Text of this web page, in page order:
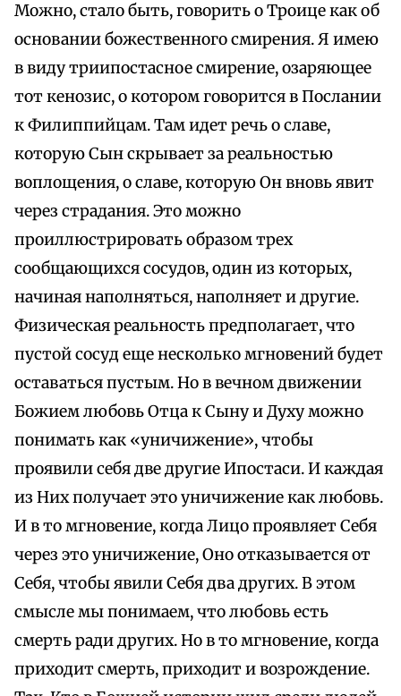
Можно, стало быть, говорить о Троице как об
основании божественного смирения. Я имею
в виду триипостасное смирение, озаряющее
тот кенозис, о котором говорится в Послании
к Филиппийцам. Там идет речь о славе,
которую Сын скрывает за реальностью
воплощения, о славе, которую Он вновь явит
через страдания. Это можно
проиллюстрировать образом трех
сообщающихся сосудов, один из которых,
начиная наполняться, наполняет и другие.
Физическая реальность предполагает, что
пустой сосуд еще несколько мгновений будет
оставаться пустым. Но в вечном движении
Божием любовь Отца к Сыну и Духу можно
понимать как «уничижение», чтобы
проявили себя две другие Ипостаси. И каждая
из Них получает это уничижение как любовь.
И в то мгновение, когда Лицо проявляет Себя
через это уничижение, Оно отказывается от
Себя, чтобы явили Себя два других. В этом
смысле мы понимаем, что любовь есть
смерть ради других. Но в то мгновение, когда
приходит смерть, приходит и возрождение.